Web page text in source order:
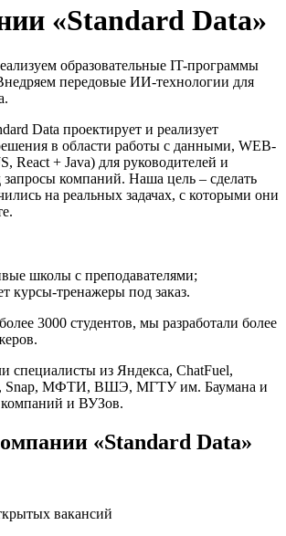
«Standard Data»
образовательные IT-программы
передовые ИИ-технологии для
Data проектирует и реализует
в области работы с данными, WEB-
React + Java) для руководителей и
запросы компаний. Наша цель – сделать
на реальных задачах, с которыми они
школы с преподавателями;
курсы-тренажеры под заказ.
3000 студентов, мы разработали более
специалисты из Яндекса, ChatFuel,
Snap, МФТИ, ВШЭ, МГТУ им. Баумана и
компаний и ВУЗов.
«Standard Data»
вакансий